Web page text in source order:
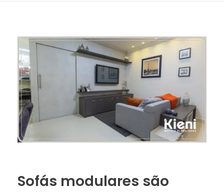
Sofás modulares são